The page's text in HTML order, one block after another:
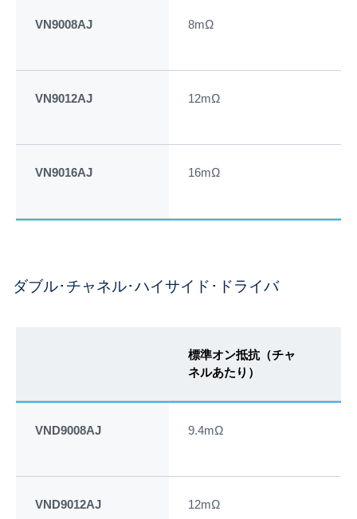
VN9008AJ 8mΩ
VN9012AJ 12mΩ
VN9016AJ 16mΩ
ダブル･チャネル･ハイサイド･ドライバ
標準オン抵抗（チャ
ネルあたり）
VND9008AJ 9.4mΩ
VND9012AJ 12mΩ